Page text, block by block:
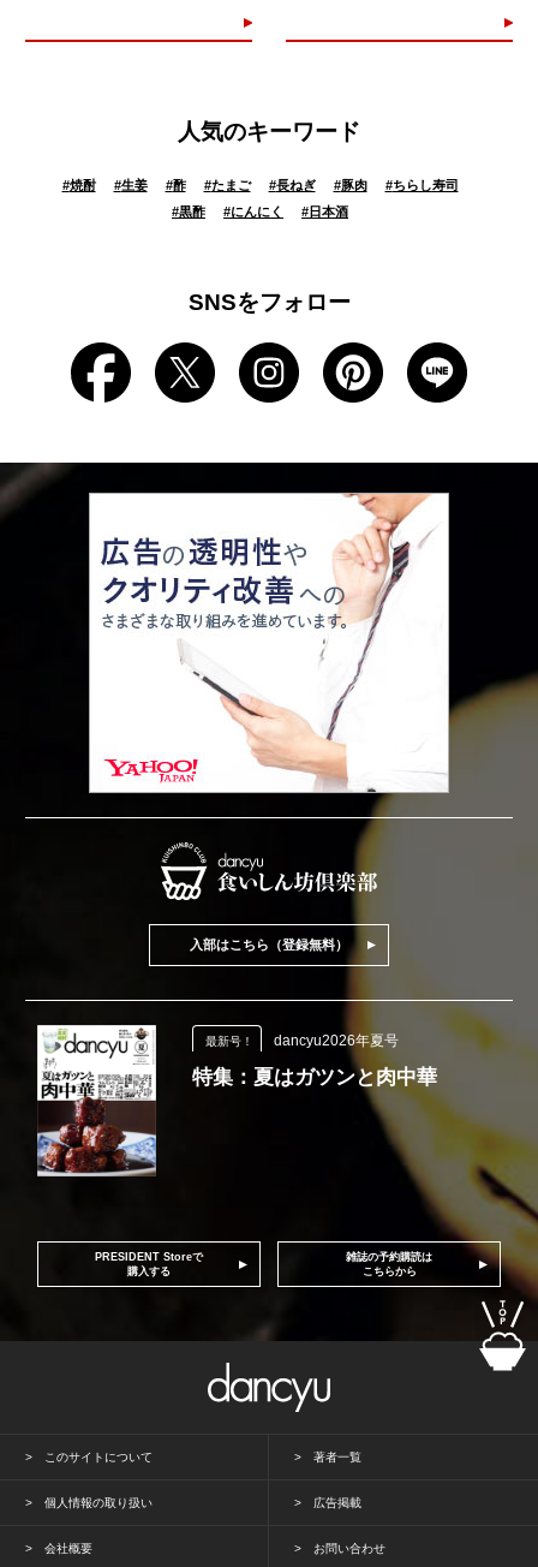
人気のキーワード
#焼酎 #生姜 #酢 #たまご #長ねぎ #豚肉 #ちらし寿司
#黒酢 #にんにく #日本酒
SNSをフォロー
入部はこちら（登録無料）
最新号！ dancyu2026年夏号
特集：夏はガツンと肉中華
PRESIDENT Storeで
購入する
雑誌の予約購読は
こちらから
このサイトについて 著者一覧
個人情報の取り扱い 広告掲載
会社概要 お問い合わせ